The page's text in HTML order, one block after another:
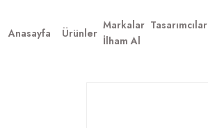
Anasayfa
Ürünler
Markalar Tasarımcılar
İlham Al